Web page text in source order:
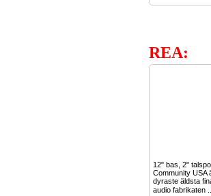
REA:
12" bas, 2"
Community USA
dyraste äldsta
audio fabrikaten ...